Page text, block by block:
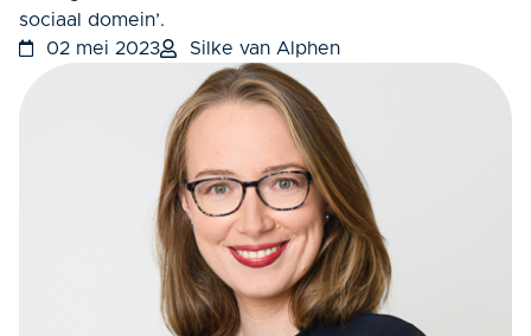
sociaal domein’.
02 mei 2023
Silke van Alphen